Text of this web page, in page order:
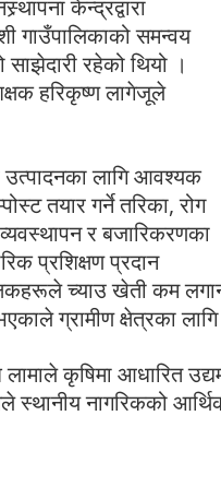
केन्द्रद्वारा
गाउँपालिकाको समन्वय
रहेको थियो ।
हरिकृष्ण लागेजूले
उत्पादनका लागि आवश्यक
तयार गर्ने तरिका, रोग
र बजारिकरणका
प्रशिक्षण प्रदान
च्याउ खेती कम
ग्रामीण क्षेत्रका
लामाले कृषिमा आधारित
स्थानीय नागरिकको